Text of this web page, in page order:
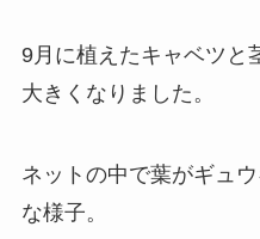
9月に植えたキャベツと
大きくなりました。
ネットの中で葉がギュ
な様子。